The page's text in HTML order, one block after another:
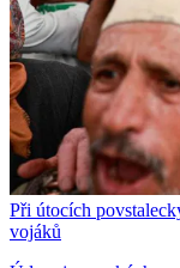
Při útocích
vojáků